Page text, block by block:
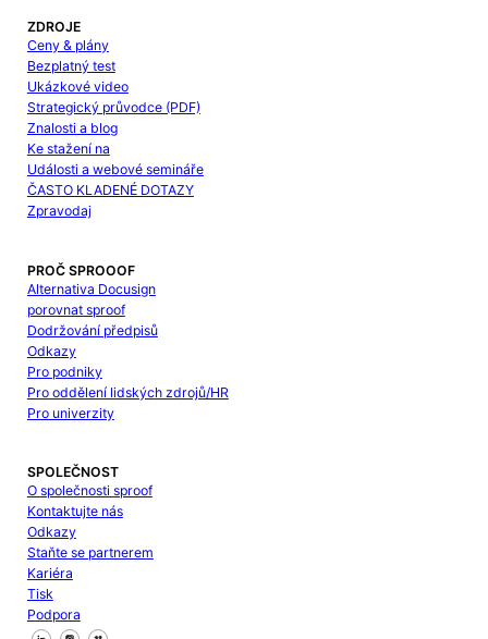
ZDROJE
Ceny & plány
Bezplatný test
Ukázkové video
Strategický průvodce (PDF)
Znalosti a blog
Ke stažení na
Události a webové semináře
ČASTO KLADENÉ DOTAZY
Zpravodaj
PROČ SPROOOF
Alternativa Docusign
porovnat sproof
Dodržování předpisů
Odkazy
Pro podniky
Pro oddělení lidských zdrojů/HR
Pro univerzity
SPOLEČNOST
O společnosti sproof
Kontaktujte nás
Odkazy
Staňte se partnerem
Kariéra
Tisk
Podpora